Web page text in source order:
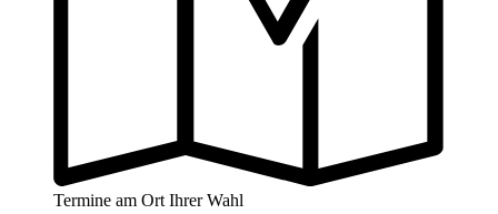
Termine am Ort Ihrer Wahl